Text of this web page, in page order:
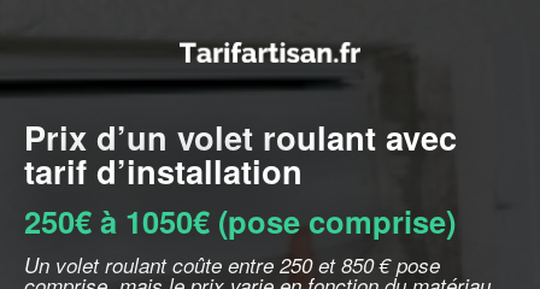
Prix d’un volet roulant avec
tarif d’installation
250€ à 1050€ (pose comprise)
Un volet roulant coûte entre 250 et 850 € pose